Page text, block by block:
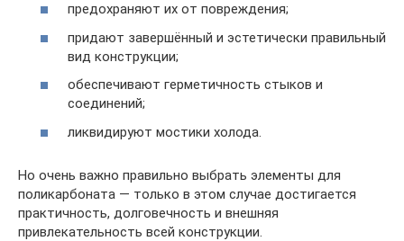
предохраняют их от повреждения;
придают завершённый и эстетически правильный
вид конструкции;
обеспечивают герметичность стыков и
соединений;
ликвидируют мостики холода.
Но очень важно правильно выбрать элементы для
поликарбоната — только в этом случае достигается
практичность, долговечность и внешняя
привлекательность всей конструкции.